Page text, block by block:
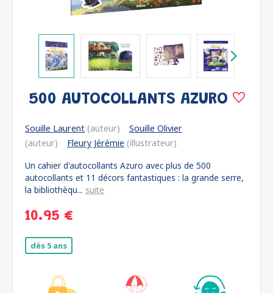
500 AUTOCOLLANTS AZURO
Souille Laurent (auteur)
Souille Olivier
(auteur)
Fleury Jérémie (illustrateur)
Un cahier d'autocollants Azuro avec plus de 500
autocollants et 11 décors fantastiques : la grande serre,
la bibliothèqu... suite
10.95 €
dès 5 ans